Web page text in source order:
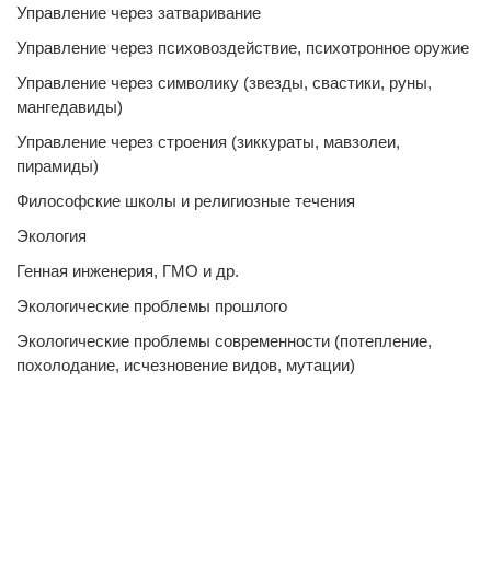
Управление через затваривание
Управление через психовоздействие, психотронное оружие
Управление через символику (звезды, свастики, руны,
мангедавиды)
Управление через строения (зиккураты, мавзолеи,
пирамиды)
Философские школы и религиозные течения
Экология
Генная инженерия, ГМО и др.
Экологические проблемы прошлого
Экологические проблемы современности (потепление,
похолодание, исчезновение видов, мутации)